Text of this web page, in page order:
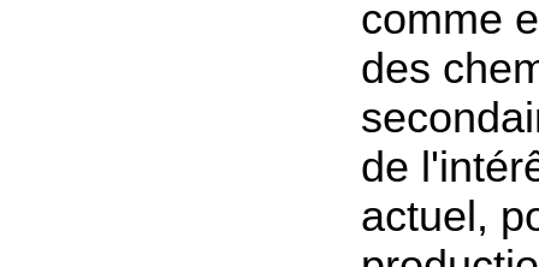
comme
des
de
actuel,